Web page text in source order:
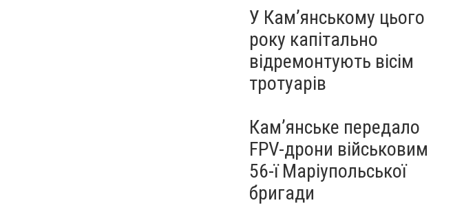
У Кам’янському цього
року капітально
відремонтують вісім
тротуарів
Кам’янське передало
FPV-дрони військовим
56-ї Маріупольської
бригади